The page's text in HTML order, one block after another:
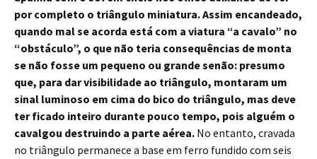
por completo o triângulo miniatura. Assim encandeado,
quando mal se acorda está com a viatura “a cavalo” no
“obstáculo”, o que não teria consequências de monta
se não fosse um pequeno ou grande senão: presumo
que, para dar visibilidade ao triângulo, montaram um
sinal luminoso em cima do bico do triângulo, mas deve
ter ficado inteiro durante pouco tempo, pois alguém o
cavalgou destruindo a parte aérea. No entanto, cravada
no triângulo permanece a base em ferro fundido com seis